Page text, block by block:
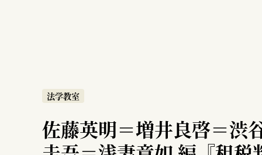
法学教室
佐藤英明＝増井良啓＝